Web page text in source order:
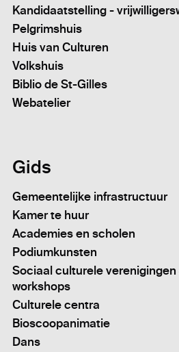
Kandidaatstelling -
Pelgrimshuis
Huis van Culturen
Volkshuis
Biblio de St-Gilles
Webatelier
Gids
Gemeentelijke infrastructuur
Kamer te huur
Academies en scholen
Podiumkunsten
Sociaal culturele
workshops
Culturele centra
Bioscoopanimatie
Dans